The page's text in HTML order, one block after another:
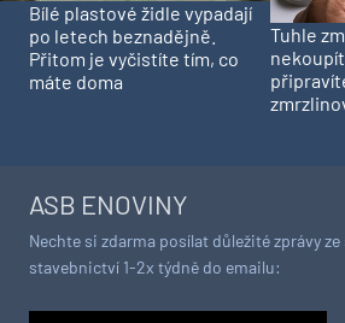
Bílé plastové židle vypadají
po letech beznadějně.
Přitom je vyčistíte tím, co
máte doma
Tuhle
ASB ENOVINY
Nechte si zdarma posílat důležité zprávy
stavebnictví 1-2x týdně do emailu: